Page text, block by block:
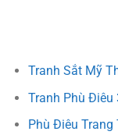
Tranh Sắt Mỹ
Tranh Phù Điêu
Phù Điêu Trang